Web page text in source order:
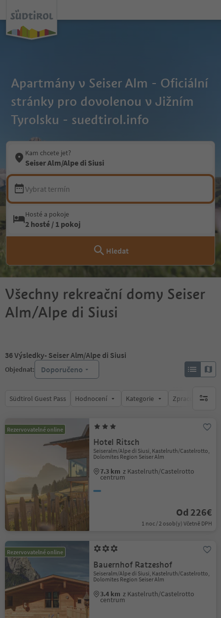
Apartmány v Seiser Alm - Oficiální
stránky pro dovolenou v Jižním
Tyrolsku - suedtirol.info
Kam chcete jet?
Seiser Alm/Alpe di Siusi
Vybrat termín
Hosté a pokoje
2 hosté / 1 pokoj
Hledat
Všechny rekreační domy Seiser
Alm/Alpe di Siusi
36Výsledky- Seiser Alm/Alpe di Siusi
Objednat: Doporučeno
Südtirol Guest Pass Hodnocení Kategorie Zpracovávábrak
Rezervovatelné online
Hotel Ritsch
Seiseralm/Alpe di Siusi, Kastelruth/Castelrotto,
Dolomites Region Seiser Alm
7.3 km z Kastelruth/Castelrotto
centrum
Od 226€
1 noc / 2 osob(y) Včetně DPH
Rezervovatelné online
Bauernhof Ratzeshof
Seiseralm/Alpe di Siusi, Kastelruth/Castelrotto,
Dolomites Region Seiser Alm
3.4 km z Kastelruth/Castelrotto
centrum